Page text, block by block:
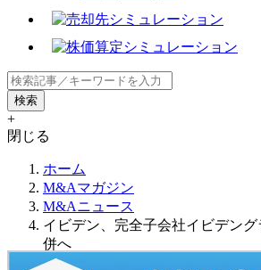
+
閉じる
ホーム
M&Aマガジン
M&Aニュース
イビデン、完全子会社イビデン
併へ